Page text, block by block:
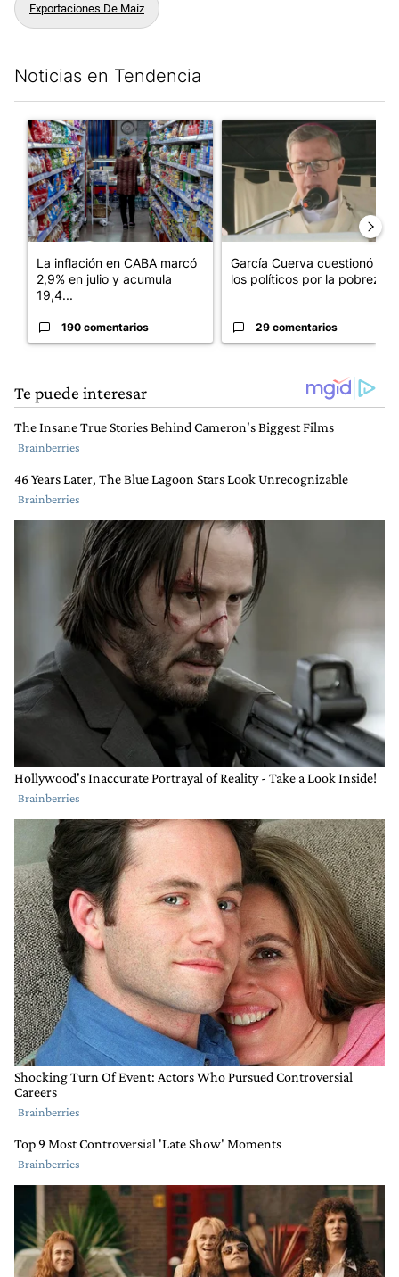
Exportaciones De Maíz
Noticias en Tendencia
Un artículo de tendencia con el título "La inflación en CABA
La inflación en CABA marcó
2,9% en julio y acumula
19,4...
190 comentarios
Un artículo de tendencia con
García Cuerva cuestionó a
los políticos por la pobreza
29 comentarios